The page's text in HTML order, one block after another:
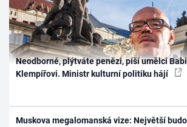
Neodborné, plýtváte penězi, píší umělci
Klempířovi. Ministr kulturní politiku hájí
Muskova megalomanská vize: Největší